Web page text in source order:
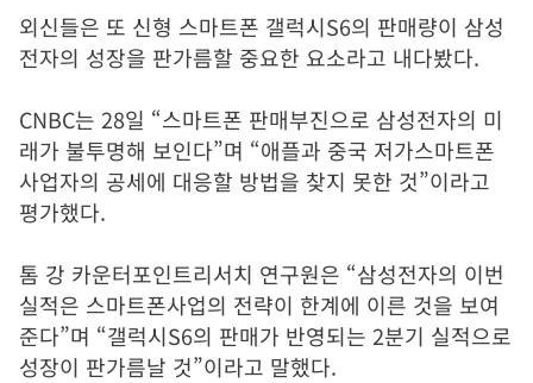
외신들은 또 신형 스마트폰 갤럭시S6의 판매량이 삼성
전자의 성장을 판가름할 중요한 요소라고 내다봤다.
CNBC는 28일 “스마트폰 판매부진으로 삼성전자의 미
래가 불투명해 보인다”며 “애플과 중국 저가스마트폰
사업자의 공세에 대응할 방법을 찾지 못한 것”이라고
평가했다.
톰 강 카운터포인트리서치 연구원은 “삼성전자의 이번
실적은 스마트폰사업의 전략이 한계에 이른 것을 보여
준다”며 “갤럭시S6의 판매가 반영되는 2분기 실적으로
성장이 판가름날 것”이라고 말했다.